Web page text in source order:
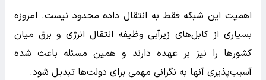
اهمیت این شبکه فقط به انتقال داده محدود نیست. امروزه
بسیاری از کابل‌های زیرآبی وظیفه انتقال انرژی و برق میان
کشورها را نیز بر عهده دارند و همین مسئله باعث شده
آسیب‌پذیری آنها به نگرانی مهمی برای دولت‌ها تبدیل شود.